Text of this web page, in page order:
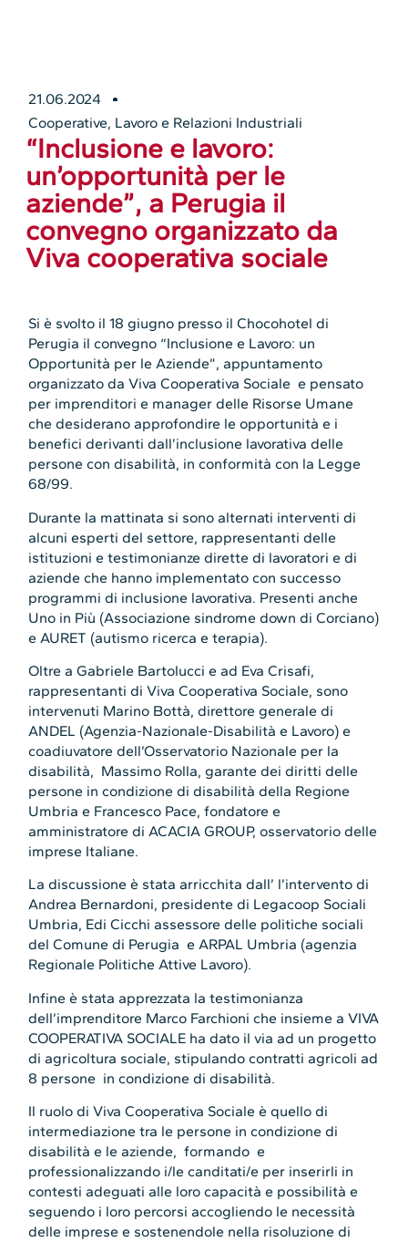
21.06.2024
Cooperative, Lavoro e Relazioni Industriali
“Inclusione e lavoro:
un’opportunità per le
aziende”, a Perugia il
convegno organizzato da
Viva cooperativa sociale
Si è svolto il 18 giugno presso il Chocohotel di
Perugia il convegno “Inclusione e Lavoro: un
Opportunità per le Aziende”, appuntamento
organizzato da Viva Cooperativa Sociale e pensato
per imprenditori e manager delle Risorse Umane
che desiderano approfondire le opportunità e i
benefici derivanti dall’inclusione lavorativa delle
persone con disabilità, in conformità con la Legge
68/99.
Durante la mattinata si sono alternati interventi di
alcuni esperti del settore, rappresentanti delle
istituzioni e testimonianze dirette di lavoratori e di
aziende che hanno implementato con successo
programmi di inclusione lavorativa. Presenti anche
Uno in Più (Associazione sindrome down di Corciano)
e AURET (autismo ricerca e terapia).
Oltre a Gabriele Bartolucci e ad Eva Crisafi,
rappresentanti di Viva Cooperativa Sociale, sono
intervenuti Marino Bottà, direttore generale di
ANDEL (Agenzia-Nazionale-Disabilità e Lavoro) e
coadiuvatore dell’Osservatorio Nazionale per la
disabilità, Massimo Rolla, garante dei diritti delle
persone in condizione di disabilità della Regione
Umbria e Francesco Pace, fondatore e
amministratore di ACACIA GROUP, osservatorio delle
imprese Italiane.
La discussione è stata arricchita dall’ l’intervento di
Andrea Bernardoni, presidente di Legacoop Sociali
Umbria, Edi Cicchi assessore delle politiche sociali
del Comune di Perugia e ARPAL Umbria (agenzia
Regionale Politiche Attive Lavoro).
Infine è stata apprezzata la testimonianza
dell’imprenditore Marco Farchioni che insieme a VIVA
COOPERATIVA SOCIALE ha dato il via ad un progetto
di agricoltura sociale, stipulando contratti agricoli ad
8 persone in condizione di disabilità.
Il ruolo di Viva Cooperativa Sociale è quello di
intermediazione tra le persone in condizione di
disabilità e le aziende, formando e
professionalizzando i/le canditati/e per inserirli in
contesti adeguati alle loro capacità e possibilità e
seguendo i loro percorsi accogliendo le necessità
delle imprese e sostenendole nella risoluzione di